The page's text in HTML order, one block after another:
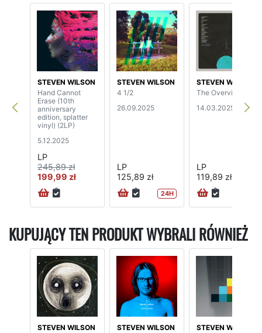
STEVEN WILSON
Hand Cannot
Erase (10th
anniversary
edition, splatter
vinyl) (2LP)
5.12.2025
LP
245,89 zł
199,99 zł
STEVEN WILSON
4 1/2
26.09.2025
LP
125,89 zł
24H
STEVEN WILSON
The Overview
14.03.2025
LP
119,89 zł
KUPUJĄCY TEN PRODUKT WYBRALI RÓWNIEŻ
STEVEN WILSON
STEVEN WILSON
STEVEN WILSON